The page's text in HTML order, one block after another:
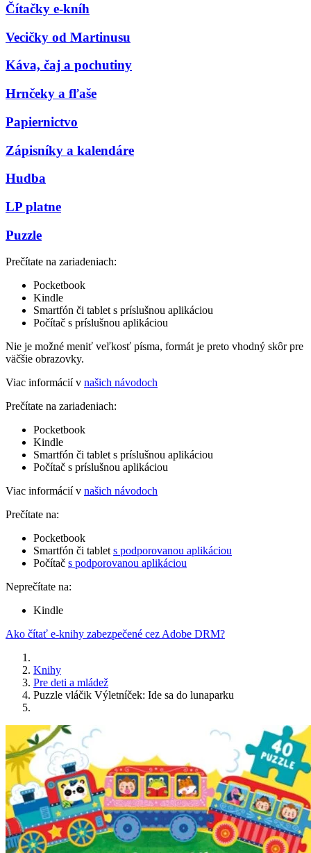
Čítačky e-kníh
Vecičky od Martinusu
Káva, čaj a pochutiny
Hrnčeky a fľaše
Papiernictvo
Zápisníky a kalendáre
Hudba
LP platne
Puzzle
Prečítate na zariadeniach:
Pocketbook
Kindle
Smartfón či tablet s príslušnou aplikáciou
Počítač s príslušnou aplikáciou
Nie je možné meniť veľkosť písma, formát je preto vhodný skôr pre
väčšie obrazovky.
Viac informácií v našich návodoch
Prečítate na zariadeniach:
Pocketbook
Kindle
Smartfón či tablet s príslušnou aplikáciou
Počítač s príslušnou aplikáciou
Viac informácií v našich návodoch
Prečítate na:
Pocketbook
Smartfón či tablet s podporovanou aplikáciou
Počítač s podporovanou aplikáciou
Neprečítate na:
Kindle
Ako čítať e-knihy zabezpečené cez Adobe DRM?
Knihy
Pre deti a mládež
Puzzle vláčik Výletníček: Ide sa do lunaparku